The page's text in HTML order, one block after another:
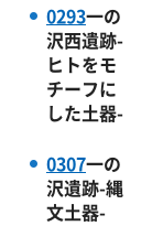
0293一の
沢西遺跡-
ヒトをモ
チーフに
した土器-
0307一の
沢遺跡-縄
文土器-